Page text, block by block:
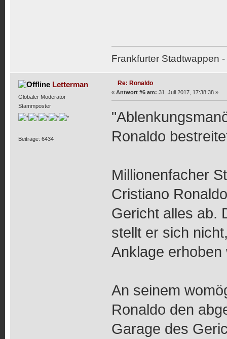
Frankfurter Stadtwappen
Letterman
Globaler Moderator
Stammposter
Beiträge: 6434
Re: Ronaldo
« Antwort #6 am: 31. Juli 2017, 17:38:38 »
Ronaldo
Millionenfacher
Cristiano
Gericht alles ab.
stellt er sich
Anklage erhoben
An seinem
Ronaldo den
Garage des